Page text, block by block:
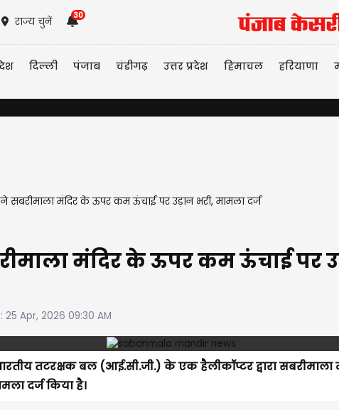
राज्य चुनें
30
दिल्ली पंजाब चंडीगढ़ उत्तर प्रदेश हिमाचल हरियाणा
सबरीमाला मंदिर के ऊपर कम ऊंचाई पर उड़ान भरी, मामला दर्ज
मंदिर के ऊपर कम ऊंचाई पर
25 Apr, 2026 09:30 AM
तटरक्षक बल (आई.सी.जी.) के एक हैलीकॉप्टर द्वारा
दर्ज किया है।